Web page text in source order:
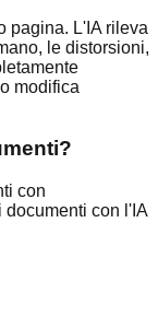
pagina. L'IA rileva
le distorsioni,
modifica
con
documenti con l'IA